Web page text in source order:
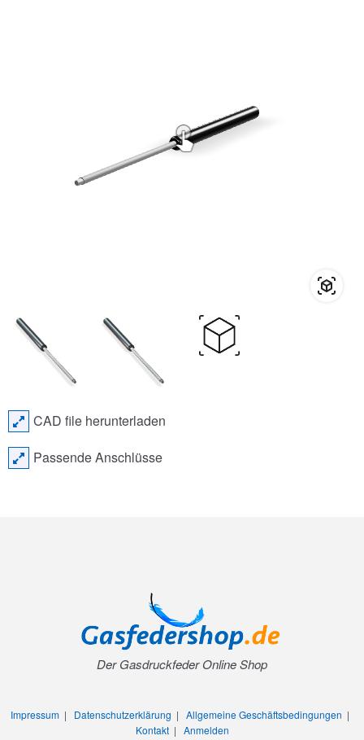
CAD file herunterladen
Passende Anschlüsse
Der Gasdruckfeder Online Shop
Impressum| Datenschutzerklärung | Allgemeine Geschäftsbedingungen |
Kontakt| Anmelden